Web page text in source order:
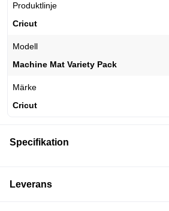
Produktlinje
Cricut
Modell
Machine Mat Variety Pack
Märke
Cricut
Specifikation
Leverans